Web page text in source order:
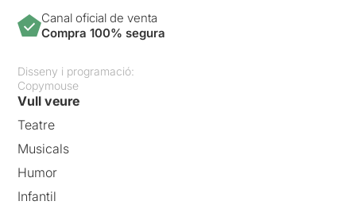
Canal oficial de venta
Compra 100% segura
Disseny i programació:
Copymouse
Vull veure
Teatre
Musicals
Humor
Infantil